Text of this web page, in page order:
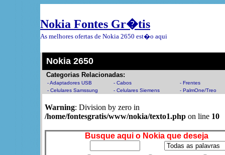
Nokia Fontes Gr�tis
As melhores ofertas de Nokia 2650 est�o aqui
Nokia 2650
Categorias Relacionadas:
- Adaptadores USB - Cabos
- Frentes
- Celulares Samssung
- Celulares Siemens - PalmOne/Treo
Warning: Division by zero in
/home/fontesgratis/www/nokia/texto1.php on line 10
Busque aqui o Nokia que deseja